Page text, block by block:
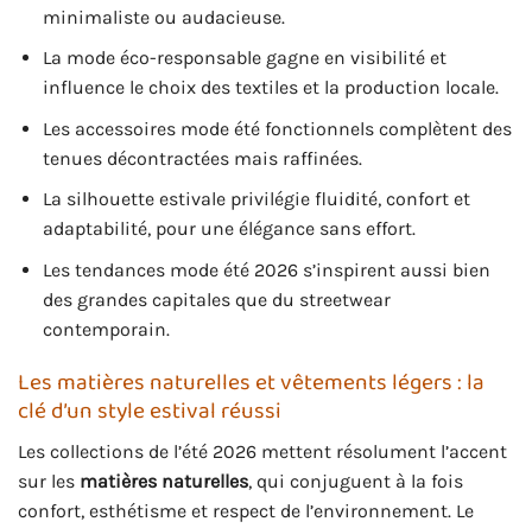
minimaliste ou audacieuse.
La mode éco-responsable gagne en visibilité et
influence le choix des textiles et la production locale.
Les accessoires mode été fonctionnels complètent des
tenues décontractées mais raffinées.
La silhouette estivale privilégie fluidité, confort et
adaptabilité, pour une élégance sans effort.
Les tendances mode été 2026 s’inspirent aussi bien
des grandes capitales que du streetwear
contemporain.
Les matières naturelles et vêtements légers : la
clé d’un style estival réussi
Les collections de l’été 2026 mettent résolument l’accent
sur les matières naturelles, qui conjuguent à la fois
confort, esthétisme et respect de l’environnement. Le